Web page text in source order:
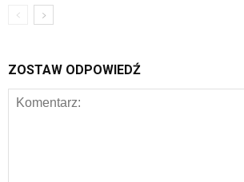
ZOSTAW ODPOWIEDŹ